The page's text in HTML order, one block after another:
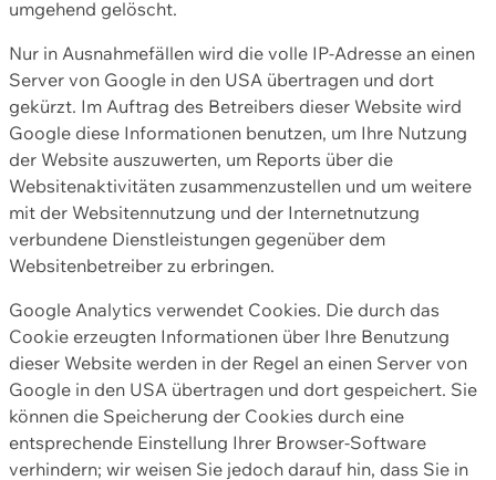
umgehend gelöscht.
Nur in Ausnahmefällen wird die volle IP-Adresse an einen
Server von Google in den USA übertragen und dort
gekürzt. Im Auftrag des Betreibers dieser Website wird
Google diese Informationen benutzen, um Ihre Nutzung
der Website auszuwerten, um Reports über die
Websitenaktivitäten zusammenzustellen und um weitere
mit der Websitennutzung und der Internetnutzung
verbundene Dienstleistungen gegenüber dem
Websitenbetreiber zu erbringen.
Google Analytics verwendet Cookies. Die durch das
Cookie erzeugten Informationen über Ihre Benutzung
dieser Website werden in der Regel an einen Server von
Google in den USA übertragen und dort gespeichert. Sie
können die Speicherung der Cookies durch eine
entsprechende Einstellung Ihrer Browser-Software
verhindern; wir weisen Sie jedoch darauf hin, dass Sie in